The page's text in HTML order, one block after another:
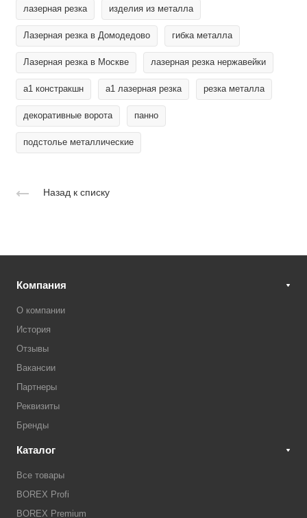
лазерная резка изделия из металла
Лазерная резка в Домодедово гибка металла
Лазерная резка в Москве лазерная резка нержавейки
а1 констракшн а1 лазерная резка резка металла
декоративные ворота панно
подстолье металлические
Назад к списку
Компания
О компании
История
Отзывы
Вакансии
Партнеры
Реквизиты
Бренды
Каталог
Все товары
BOREX Profi
BOREX Premium